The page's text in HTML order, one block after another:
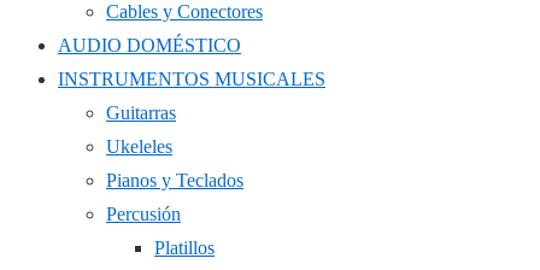
Cables y Conectores
AUDIO DOMÉSTICO
INSTRUMENTOS MUSICALES
Guitarras
Ukeleles
Pianos y Teclados
Percusión
Platillos